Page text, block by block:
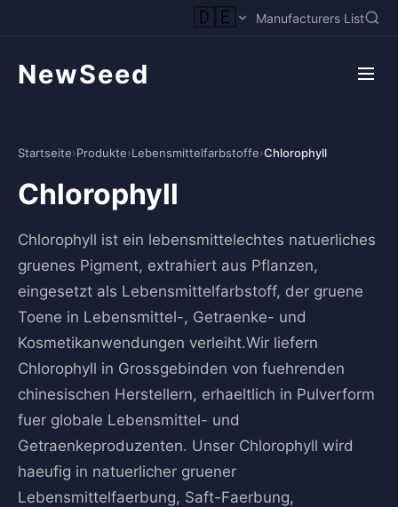
🇩🇪 Manufacturers List
NewSeed
Startseite›Produkte›Lebensmittelfarbstoffe›Chlorophyll
Chlorophyll
Chlorophyll ist ein lebensmittelechtes natuerliches
gruenes Pigment, extrahiert aus Pflanzen,
eingesetzt als Lebensmittelfarbstoff, der gruene
Toene in Lebensmittel-, Getraenke- und
Kosmetikanwendungen verleiht.Wir liefern
Chlorophyll in Grossgebinden von fuehrenden
chinesischen Herstellern, erhaeltlich in Pulverform
fuer globale Lebensmittel- und
Getraenkeproduzenten. Unser Chlorophyll wird
haeufig in natuerlicher gruener
Lebensmittelfaerbung, Saft-Faerbung,